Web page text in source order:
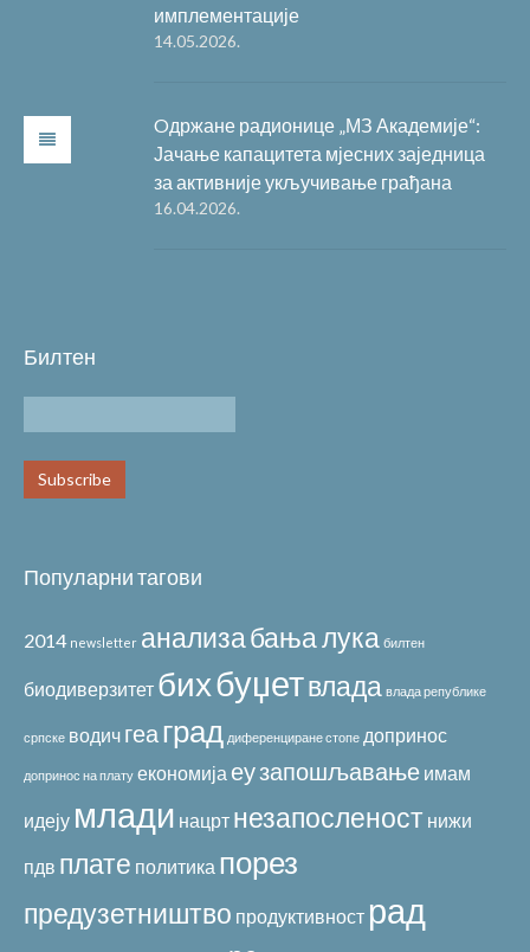
имплементације
14.05.2026.
Oдржане радионице „МЗ Академије“:
Јачање капацитета мјесних заједница
за активније укључивање грађана
16.04.2026.
Билтен
Популарни тагови
2014 newsletter анализабања лука билтен
биодиверзитет бихбуџетвлада влада републике
српске водич геаград диференциране стопе допринос
допринос на плату економија еузапошљавање имам
идеју млади нацрт незапосленост нижи
пдв плате политика порез
предузетништво продуктивност рад